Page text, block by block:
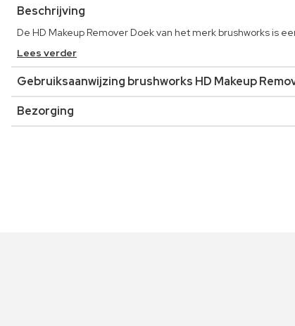
Beschrijving
De HD Makeup Remover Doek van het merk brushworks is
Lees verder
Gebruiksaanwijzing brushworks HD Makeup
Bezorging